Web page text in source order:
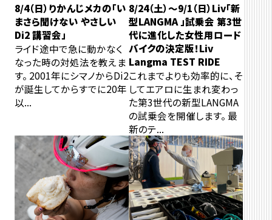
8/4（日）りかんじメカの「い
まさら聞けない やさしい
Di2 講習会」
ライド途中で急に動かなく
なった時の対処法を教えま
す。 2001年にシマノからDi2
が誕生してからすでに20年
以...
8/24（土）～9/1（日）Liv「新
型LANGMA 」試乗会 第3世
代に進化した女性用ロード
バイクの決定版！Liv
Langma TEST RIDE
これまでよりも効率的に、そ
してエアロに生まれ変わっ
た第3世代の新型LANGMA
の試乗会を開催します。 最
新のテ...